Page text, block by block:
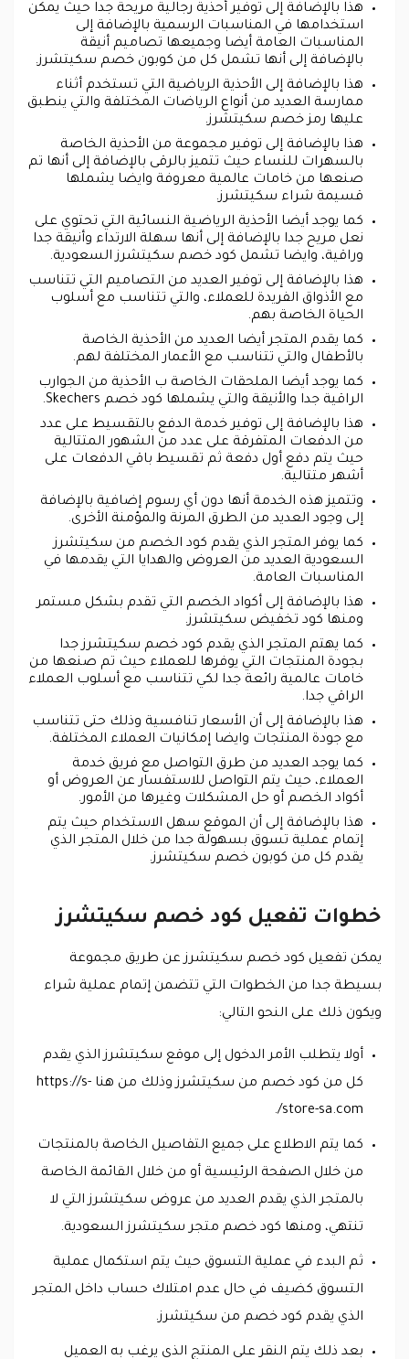
هذا بالإضافة إلى توفير أحذية رجالية مريحة جدا حيث يمكن
استخدامها في المناسبات الرسمية بالإضافة إلى
المناسبات العامة أيضا وجميعها تصاميم أنيقة
بالإضافة إلى أنها تشمل كل من كوبون خصم سكيتشرز.
هذا بالإضافة إلى الأحذية الرياضية التي تستخدم أثناء
ممارسة العديد من أنواع الرياضات المختلفة والتي ينطبق
عليها رمز خصم سكيتشرز.
هذا بالإضافة إلى توفير مجموعة من الأحذية الخاصة
بالسهرات للنساء حيث تتميز بالرقى بالإضافة إلى أنها تم
صنعها من خامات عالمية معروفة وايضا يشملها
قسيمة شراء سكيتشرز.
كما يوجد أيضا الأحذية الرياضية النسائية التي تحتوي على
نعل مريح جدا بالإضافة إلى أنها سهلة الارتداء وأنيقة جدا
وراقية، وايضا تشمل كود خصم سكيتشرز السعودية.
هذا بالإضافة إلى توفير العديد من التصاميم التي تتناسب
مع الأذواق الفريدة للعملاء، والتي تتناسب مع أسلوب
الحياة الخاصة بهم.
كما يقدم المتجر أيضا العديد من الأحذية الخاصة
بالأطفال والتي تتناسب مع الأعمار المختلفة لهم.
كما يوجد أيضا الملحقات الخاصة ب الأحذية من الجوارب
الراقية جدا والأنيقة والتي يشملها كود خصم Skechers.
هذا بالإضافة إلى توفير خدمة الدفع بالتقسيط على عدد
من الدفعات المتفرقة على عدد من الشهور المتتالية
حيث يتم دفع أول دفعة ثم تقسيط باقي الدفعات على
أشهر متتالية.
وتتميز هذه الخدمة أنها دون أي رسوم إضافية بالإضافة
إلى وجود العديد من الطرق المرنة والمؤمنة الأخرى.
كما يوفر المتجر الذي يقدم كود الخصم من سكيتشرز
السعودية العديد من العروض والهدايا التي يقدمها في
المناسبات العامة.
هذا بالإضافة إلى أكواد الخصم التي تقدم بشكل مستمر
ومنها كود تخفيض سكيتشرز.
كما يهتم المتجر الذي يقدم كود خصم سكيتشرز جدا
بجودة المنتجات التي يوفرها للعملاء حيث تم صنعها من
خامات عالمية رائعة جدا لكي تتناسب مع أسلوب العملاء
الراقي جدا.
هذا بالإضافة إلى أن الأسعار تنافسية وذلك حتى تتناسب
مع جودة المنتجات وايضا إمكانيات العملاء المختلفة.
كما يوجد العديد من طرق التواصل مع فريق خدمة
العملاء، حيث يتم التواصل للاستفسار عن العروض أو
أكواد الخصم أو حل المشكلات وغيرها من الأمور.
هذا بالإضافة إلى أن الموقع سهل الاستخدام حيث يتم
إتمام عملية تسوق بسهولة جدا من خلال المتجر الذي
يقدم كل من كوبون خصم سكيتشرز.
خطوات تفعيل كود خصم سكيتشرز
يمكن تفعيل كود خصم سكيتشرز عن طريق مجموعة
بسيطة جدا من الخطوات التي تتضمن إتمام عملية شراء
ويكون ذلك على النحو التالي:
أولا يتطلب الأمر الدخول إلى موقع سكيتشرز الذي يقدم
كل من كود خصم من سكيتشرز وذلك من هنا https://s-
store-sa.com/.
كما يتم الاطلاع على جميع التفاصيل الخاصة بالمنتجات
من خلال الصفحة الرئيسية أو من خلال القائمة الخاصة
بالمتجر الذي يقدم العديد من عروض سكيتشرز التي لا
تنتهي، ومنها كود خصم متجر سكيتشرز السعودية.
ثم البدء في عملية التسوق حيث يتم استكمال عملية
التسوق كضيف في حال عدم امتلاك حساب داخل المتجر
الذي يقدم كود خصم من سكيتشرز.
بعد ذلك يتم النقر على المنتج الذي يرغب به العميل